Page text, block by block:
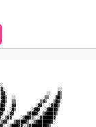
▓▒
░░▒▒▒▓▒▒░
░▒░
▒░
░█▒
░▓█▒ ░░
▓█▓ ░▓░                        ░░
▓█▓  ▓▓░                  ░░   ▓▒
░▓█▓  ▓█▒  ░░             ▒▒   ▓█▒
▒██▒ ░▓█▒  ▒▒           ▒▓▒   ▒█▓░
▒▓██░ ▒█▓░  ▓▓         ░▓▓░  ░▓██▒
▒▓██▓ ░▓█▓  ░█▒       ░▓█▓  ░▓███▓░
░▓██▓▒ ▓█▓░ ░▓▓      ▒▓██▓░ ▒▓████▒
▓███▒ ▒█▓░ ▒▓▓    ░▒██▓▒░ ░▓█████▓
▒█▓░▒▓▓░  ▒▓▓██▓▒ ░▒▓██████▓░
▒███▒ ▒█▓░▓▓░ ░▒███▓▓░░▒▓███████▓▒